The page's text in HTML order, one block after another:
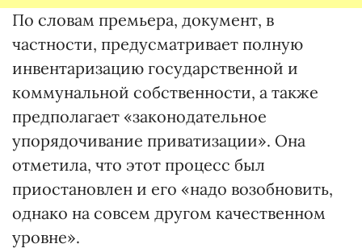
По словам премьера, документ, в
частности, предусматривает полную
инвентаризацию государственной и
коммунальной собственности, а также
предполагает «законодательное
упорядочивание приватизации». Она
отметила, что этот процесс был
приостановлен и его «надо возобновить,
однако на совсем другом качественном
уровне».